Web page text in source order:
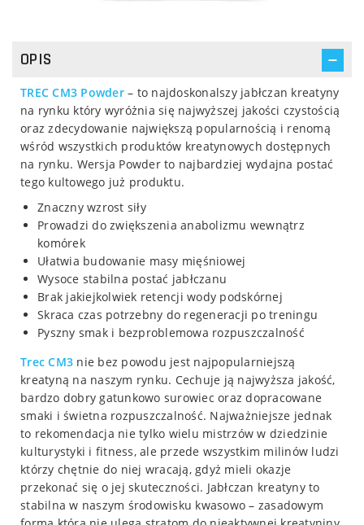
OPIS
TREC CM3 Powder– to najdoskonalszy jabłczan kreatyny
na rynku który wyróżnia się najwyższej jakości czystością
oraz zdecydowanie największą popularnością i renomą
wśród wszystkich produktów kreatynowych dostępnych
na rynku. Wersja Powder to najbardziej wydajna postać
tego kultowego już produktu.
Znaczny wzrost siły
Prowadzi do zwiększenia anabolizmu wewnątrz
komórek
Ułatwia budowanie masy mięśniowej
Wysoce stabilna postać jabłczanu
Brak jakiejkolwiek retencji wody podskórnej
Skraca czas potrzebny do regeneracji po treningu
Pyszny smak i bezproblemowa rozpuszczalność
Trec CM3 nie bez powodu jest najpopularniejszą
kreatyną na naszym rynku. Cechuje ją najwyższa jakość,
bardzo dobry gatunkowo surowiec oraz dopracowane
smaki i świetna rozpuszczalność. Najważniejsze jednak
to rekomendacja nie tylko wielu mistrzów w dziedzinie
kulturystyki i fitness, ale przede wszystkim milinów ludzi
którzy chętnie do niej wracają, gdyż mieli okazje
przekonać się o jej skuteczności. Jabłczan kreatyny to
stabilna w naszym środowisku kwasowo – zasadowym